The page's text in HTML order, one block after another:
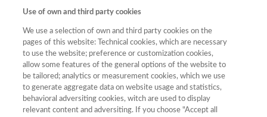
Año
Año Filtrar
Total
Use of own and third party cookies
We use a selection of own and third party cookies on the
pages of this website: Technical cookies, which are necessary
to use the website; preference or customization cookies,
allow some features of the general options of the website to
be tailored; analytics or measurement cookies, which we use
to generate aggregate data on website usage and statistics,
behavioral adversiting cookies, witch are used to display
relevant content and adversiting. If you choose "Accept all